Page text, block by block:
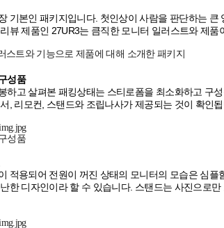
기본인 패키지입니다. 첫인상이 사람을 판단하는
뷰 제품인 27UR3는 큼직한 모니터 일러스트와 제
스트와 기능으로 제품에 대해 소개한 패키지
성품
하고 살펴본 패킹상태는 스티로폼을 최소화하고 구
, 리모컨, 스탠드와 조립나사가 제공되는 것이 확인됩
성품
적용되어 전원이 꺼진 상태의 모니터의 모습은 심
한 디자인이라 할 수 있습니다. 스탠드는 사진으로